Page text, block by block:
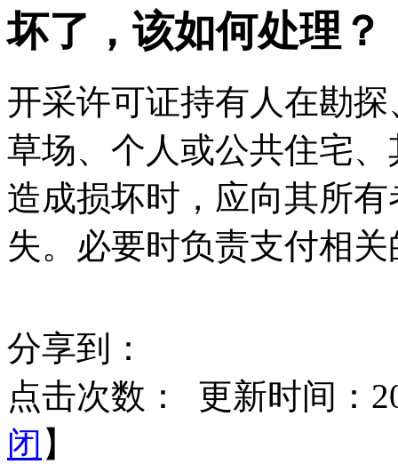
坏了，该如何处理？
开采许可证持有人在勘
草场、个人或公共住宅
造成损坏时，应向其所
失。必要时负责支付相
分享到：
点击次数：
更新时间：
闭 】